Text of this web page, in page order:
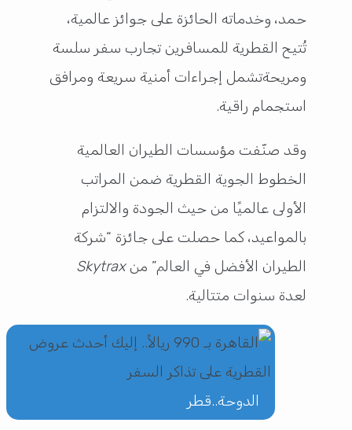
حمد، وخدماته الحائزة على جوائز عالمية،
تُتيح القطرية للمسافرين تجارب سفر سلسة
ومريحةتشمل إجراءات أمنية سريعة ومرافق
استجمام راقية.
وقد صنّفت مؤسسات الطيران العالمية
الخطوط الجوية القطرية ضمن المراتب
الأولى عالميًا من حيث الجودة والالتزام
بالمواعيد، كما حصلت على جائزة “شركة
الطيران الأفضل في العالم” منSkytrax
لعدة سنوات متتالية.
الدوحة..قطر